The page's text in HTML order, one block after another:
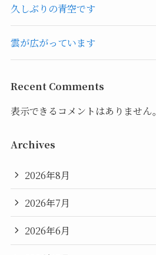
久しぶりの青空です
雲が広がっています
Recent Comments
表示できるコメントはありません。
Archives
2026年8月
2026年7月
2026年6月